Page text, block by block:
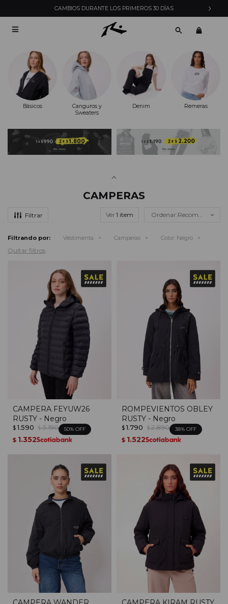
ENVÍOS EXPRESS EN MONTEVIDEO CON PEDIDOS YA

Básicos
Canguros y
Sweaters
Denim Remeras
CAMPERAS
Ver Recomendados
Filtrando por: Vestimenta Camperas Color: Negro
Quitar filtros
CAMPERA FEYUW26
RUSTY - Negro
$ 1.590 $ 3.190 50
$ 1.352
ROMPEVIENTOS OBLEY
RUSTY - Negro
$ 1.790 $ 2.890 38
$ 1.522